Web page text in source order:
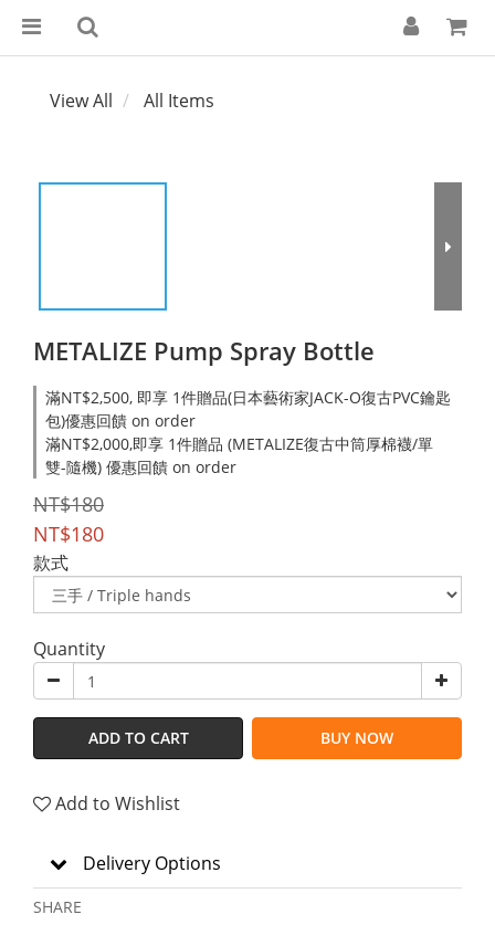
View All All Items
METALIZE Pump Spray Bottle
滿NT$2,500, 即享 1件贈品(日本藝術家JACK-O復古PVC鑰匙
包)優惠回饋 on order
滿NT$2,000,即享 1件贈品 (METALIZE復古中筒厚棉襪/單
雙-隨機) 優惠回饋 on order
NT$180
NT$180
款式
Quantity
ADD TO CART BUY NOW
Add to Wishlist
Delivery Options
SHARE